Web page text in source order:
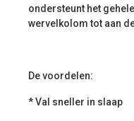
ondersteunt het
wervelkolom tot aan
De voordelen:
* Val sneller in slaap